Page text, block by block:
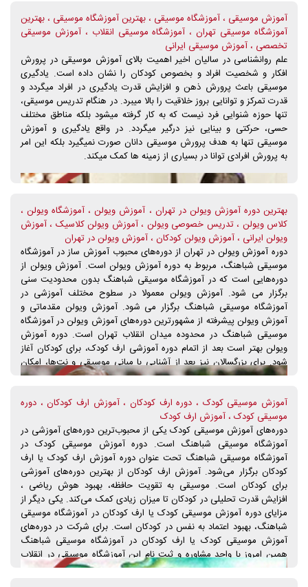
آواز سنتی، آموزش آواز پاپ و... ، بخشی از دوره‌های آموزش آواز در
آموزشگاه موسیقی شباهنگ هستند.
آموزش موسیقی ، آموزشگاه موسیقی ، بهترین آموزشگاه موسیقی ، بهترین
آموزشگاه موسیقی تهران ، آموزشگاه موسیقی انقلاب ، آموزش موسیقی
تخصصی ، آموزش موسیقی ایرانی
علم روانشناسی در سالیان اخیر اهمیت بالای آموزش موسیقی در پرورش
افکار و شخصیت افراد و بخصوص کودکان را نشان داده است. یادگیری
موسیقی باعث پرورش ذهن و افزایش قدرت یادگیری در افراد میگردد و
قدرت تمرکز و توانایی بروز خلاقیت را بالا میبرد. در هنگام تدریس موسیقی،
تنها حوزه شنوایی فرد نیست که به کار گرفته میشود بلکه مناطق مختلف
حسی، حرکتی و بینایی نیز درگیر میگردد. در واقع یادگیری و آموزش
موسیقی تنها به هدف پرورش موسیقی دانان صورت نمیگیرد بلکه این امر
به پرورش افرادی توانا در بسیاری از زمینه ها کمک میکند.
بهترین دوره آموزش ویولن در تهران ، آموزش ویولن ، آموزشگاه ویولن ،
کلاس ویولن ، تدریس خصوصی ویولن ، آموزش ویولن کلاسیک ، آموزش
ویولن ایرانی ، آموزش ویولن کودکان ، آموزش ویولن در تهران
دوره آموزش ویولن در تهران از دوره‌های محبوب آموزش ساز در آموزشگاه
موسیقی شباهنگ، مربوط به دوره آموزش ویولن است. آموزش ویولن از
دوره‌هایی است که در آموزشگاه موسیقی شباهنگ بدون محدودیت سنی
برگزار می شود. آموزش ویولن معمولا در سطوح مختلف آموزشی در
آموزشگاه موسیقی شباهنگ برگزار می شود. آموزش ویولن مقدماتی و
آموزش ویولن پیشرفته از مشهورترین دوره‌های آموزش ویولن در آموزشگاه
موسیقی شباهنگ در محدوده میدان انقلاب تهران است. دوره آموزش
ویولن بهتر است بعد از اتمام دوره آموزشی ارف کودک، برای کودکان آغاز
شود. برای بزرگسالان نیز بعد از آشنایی با مبانی موسیقی و نت‌ها، امکان
یادگیری و آموزش ویولن آسان‌تر می‌شود . ثبت‌نام در دوره آموزش ویولن
آموزش و ثبت‌نام و دریافت مشاوره رایگان از کارشناسان موسیقی آموزشگاه
موسیقی شباهنگ، امکان‌پذیر است. دوره آموزش ویولن در آموزشگاه
موسیقی شباهنگ با حضور اساتید خانم و آقا، این امکان را برای هنرجو
فراهم می‌آورد تا به آسانی استاد خود را برای آموزش ویولن انتخاب نماید.
برای کسب اطلاعات تکمیلی دوره آموزش ویولن در آموزشگاه موسیقی
شباهنگ همچون شهریه دوره‌ها، روزهای برگزاری کلاس‌ها، جزئیات اطلاعات
اساتید کلاس‌ها‌، ساعت کلاس‌ها، طول دوره‌های آموزش، برگزاری دوره‌های
خصوصی و نیمه‌خصوصی آموزش ویولن و... همین امروز با تلفن‌های
تماس آموزشگاه موسیقی شباهنگ، تماس حاصل فرمایید.
آموزش موسیقی کودک ، دوره ارف کودکان ، آموزش ارف کودکان ، دوره
موسیقی کودک ، آموزش ارف کودک
دوره‌های آموزش موسیقی کودک یکی از محبوب‌ترین دوره‌های آموزشی در
آموزشگاه موسیقی شباهنگ است. دوره آموزش موسیقی کودک در
آموزشگاه موسیقی شباهنگ تحت عنوان دوره آموزش ارف کودک یا ارف
کودکان برگزار می‌شود. آموزش ارف کودکان از بهترین دوره‌های آموزشی
برای کودکان است. موسیقی به تقویت حافظه، بهبود هوش ریاضی ،
افزایش قدرت تحلیلی در کودکان تا میزان زیادی کمک می‌کند. یکی دیگر از
مزایای دوره آموزش موسیقی کودک یا ارف کودکان در آموزشگاه موسیقی
شباهنگ، بهبود اعتماد به نفس در کودکان است. برای شرکت در دوره‌های
آموزش موسیقی کودک یا ارف کودکان در آموزشگاه موسیقی شباهنگ
همین امروز با واحد مشاوره و ثبت نام این آموزشگاه موسیقی در انقلاب
تهران تماس بگیرید.